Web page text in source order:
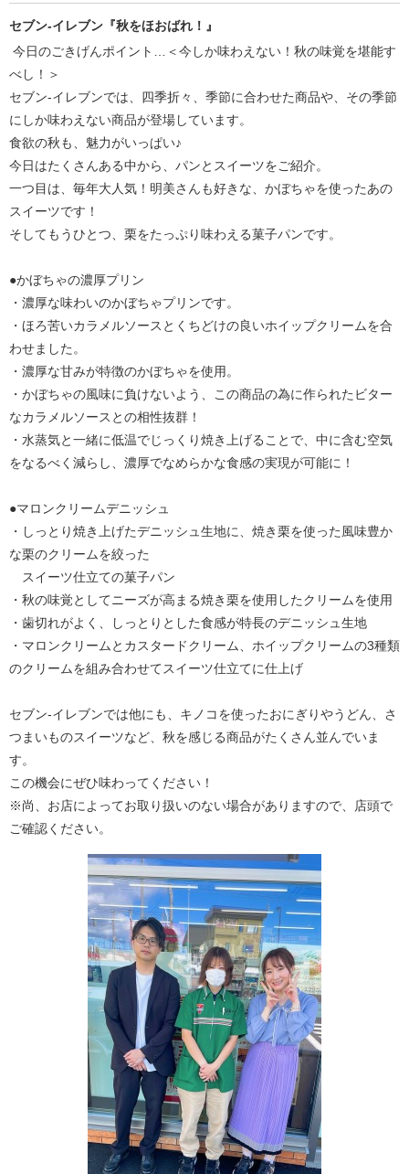
セブン-イレブン『秋をほおばれ！』
今日のごきげんポイント…＜今しか味わえない！秋の味覚を堪能す
べし！＞
セブン‐イレブンでは、四季折々、季節に合わせた商品や、その季節
にしか味わえない商品が登場しています。
食欲の秋も、魅力がいっぱい♪
今日はたくさんある中から、パンとスイーツをご紹介。
一つ目は、毎年大人気！明美さんも好きな、かぼちゃを使ったあの
スイーツです！
そしてもうひとつ、栗をたっぷり味わえる菓子パンです。
●かぼちゃの濃厚プリン
・濃厚な味わいのかぼちゃプリンです。
・ほろ苦いカラメルソースとくちどけの良いホイップクリームを合
わせました。
・濃厚な甘みが特徴のかぼちゃを使用。
・かぼちゃの風味に負けないよう、この商品の為に作られたビター
なカラメルソースとの相性抜群！
・水蒸気と一緒に低温でじっくり焼き上げることで、中に含む空気
をなるべく減らし、濃厚でなめらかな食感の実現が可能に！
●マロンクリームデニッシュ
・しっとり焼き上げたデニッシュ生地に、焼き栗を使った風味豊か
な栗のクリームを絞った
スイーツ仕立ての菓子パン
・秋の味覚としてニーズが高まる焼き栗を使用したクリームを使用
・歯切れがよく、しっとりとした食感が特長のデニッシュ生地
・マロンクリームとカスタードクリーム、ホイップクリームの3種類
のクリームを組み合わせてスイーツ仕立てに仕上げ
セブン‐イレブンでは他にも、キノコを使ったおにぎりやうどん、さ
つまいものスイーツなど、秋を感じる商品がたくさん並んでいま
す。
この機会にぜひ味わってください！
※尚、お店によってお取り扱いのない場合がありますので、店頭で
ご確認ください。